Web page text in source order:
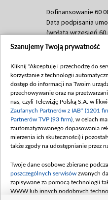
Dofinansowanie 60
Data podpisania
(wpłata wrzesień 60
Dofinansowanie 635
(wpłata wrzesień
mln, listopad 265
Dofinansowanie 48
Data podpisania
(wpłata grudzień
Dofinansowanie 900
Data podpisania
kwiecień 180 mln, 7
czerwca 90 mln)
Dofinansowanie 250
Szanujemy Twoją prywatność
Kliknij "Akceptuję i przechodzę do
korzystanie z technologii
dostęp do informacji na Twoim
przechowywanie oraz na
nas, czyli Telewizję Polską S.A. w
Zaufanych Partnerów z IAB* (1201
Partnerów TVP (93 firm) , w celach
zautomatyzowanego dopasowania
mierzenia ich skuteczności) i
także zgody na udostępnianie przez
Twoje dane osobowe zbierane
poszczególnych serwisów zwanych
zapisywane za pomocą technologii
WWW lub innych podobnych